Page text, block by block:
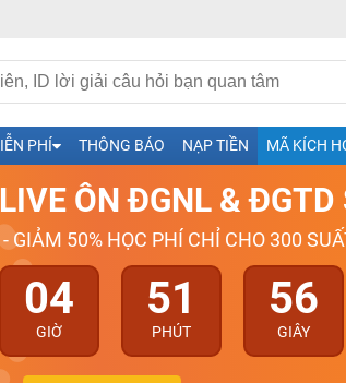
PHÍ THÔNG BÁO NẠP TIỀN MÃ KÍCH
ÔN ĐGNL & ĐGTD
GIẢM 50% HỌC PHÍ CHỈ CHO 300
04
GIỜ
51
PHÚT
55
GIÂY
Cô giỏi, nổi tiếng